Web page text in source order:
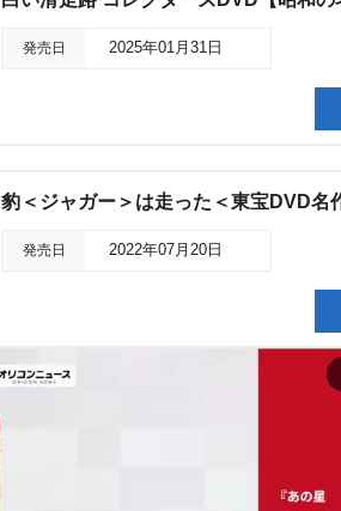
発売日 2025年01月31日
豹＜ジャガー＞は走った＜東宝DVD名
発売日 2022年07月20日